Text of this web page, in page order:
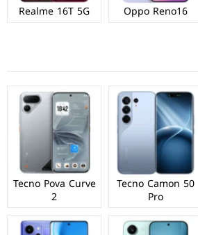
Oppo Reno16
Realme 16T 5G
Tecno Camon 50
Pro
Tecno Pova Curve
2